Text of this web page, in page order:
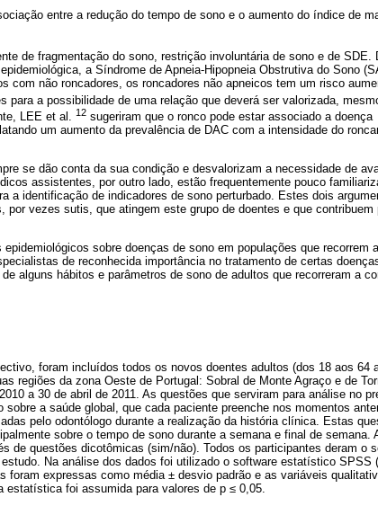
entre a redução do tempo de sono e o aumento do índice de
de fragmentação do sono, restrição involuntária de sono e de SDE.
a Síndrome de Apneia-Hipopneia Obstrutiva do Sono
com não roncadores, os roncadores não apneicos tem um risco
para a possibilidade de uma relação que deverá ser valorizada,
LEE et al.
12 sugeriram que o ronco pode estar associado a doença
um aumento da prevalência de DAC com a intensidade do
se dão conta da sua condição e desvalorizam a necessidade de
assistentes, por outro lado, estão frequentemente pouco
a identificação de indicadores de sono perturbado. Estes dois
vezes sutis, que atingem este grupo de doentes e que contribuem
sobre doenças de sono em populações que recorrem
de reconhecida importância no tratamento de certas
alguns hábitos e parâmetros de sono de adultos que recorreram a
foram incluídos todos os novos doentes adultos (dos 18 aos 64
regiões da zona Oeste de Portugal: Sobral de Monte Agraço e de
a 30 de abril de 2011. As questões que serviram para análise no
a saúde global, que cada paciente preenche nos momentos
pelo odontólogo durante a realização da história clínica. Estas
sobre o tempo de sono durante a semana e final de semana.
de questões dicotômicas (sim/não). Todos os participantes deram o
Na análise dos dados foi utilizado o software estatístico SPSS
foram expressas como média ± desvio padrão e as variáveis
foi assumida para valores de p ≤ 0,05.